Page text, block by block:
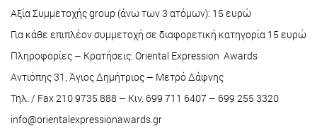
Αξία Συμμετοχής group (άνω των 3 ατόμων): 15 ευρώ
Για κάθε επιπλέον συμμετοχή σε διαφορετική κατηγορία 15 ευρώ
Πληροφορίες – Κρατήσεις: Oriental Expression Awards
Αντιόπης 31, Άγιος Δημήτριος – Μετρό Δάφνης
Τηλ. / Fax 210 9735 888 – Κιν. 699 711 6407 – 699 255 3320
info@orientalexpressionawards.gr